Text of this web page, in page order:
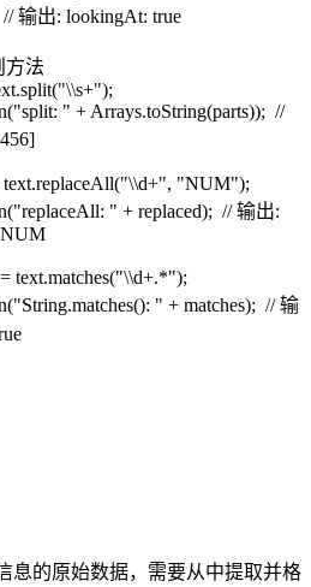
输出: lookingAt: true
法
" + Arrays.toString(parts)); //
"NUM");
" + replaced); // 输出:
" + matches); // 输
息的原始数据，需要从中提取并格